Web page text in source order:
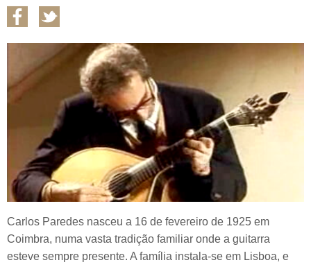
Carlos Paredes nasceu a 16 de fevereiro de 1925 em
Coimbra, numa vasta tradição familiar onde a guitarra
esteve sempre presente. A família instala-se em Lisboa, e